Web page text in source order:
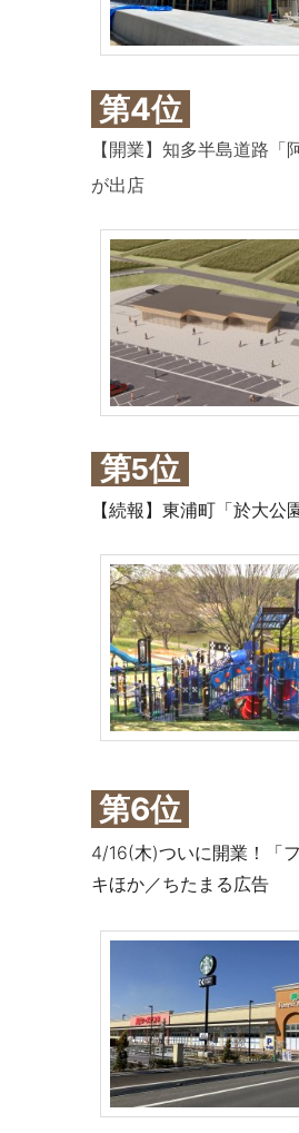
第4位
【開業】知多半島道路
が出店
第5位
【続報】東浦町「於大
第6位
4/16(木)ついに開業！「
キほか／ちたまる広告